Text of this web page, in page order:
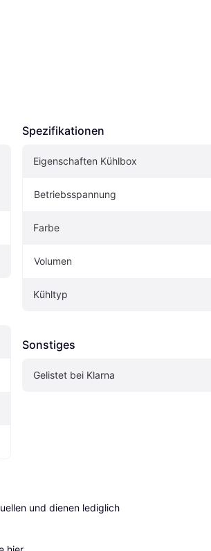
Spezifikationen
Eigenschaften Kühlbox
Betriebsspannung
Farbe
Volumen
Kühltyp
Sonstiges
Gelistet bei Klarna
und dienen lediglich